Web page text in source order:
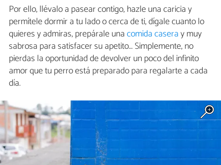
Por ello, llévalo a pasear contigo, hazle una caricia y
permítele dormir a tu lado o cerca de ti, dígale cuanto lo
quieres y admiras, prepárale unacomida caseray muy
sabrosa para satisfacer su apetito… Simplemente, no
pierdas la oportunidad de devolver un poco del infinito
amor que tu perro está preparado para regalarte a cada
día.